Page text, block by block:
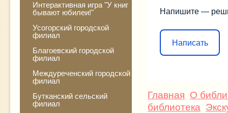
Интерактивная игра "У книг
бывают юбилеи!"
Усогорский городской
филиал
Благоевский городской
филиал
Междуреченский городской
филиал
Бутканский сельский
филиал
Напишите —
Написать
Главная О
библиотека